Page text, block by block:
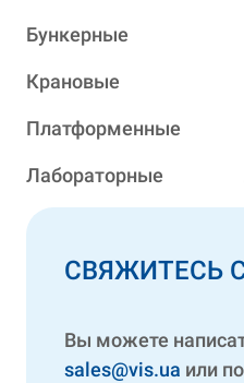
Бункерные
Крановые
Платформенные
Лабораторные
СВЯЖИТЕСЬ
Вы можете
sales@vis.ua или